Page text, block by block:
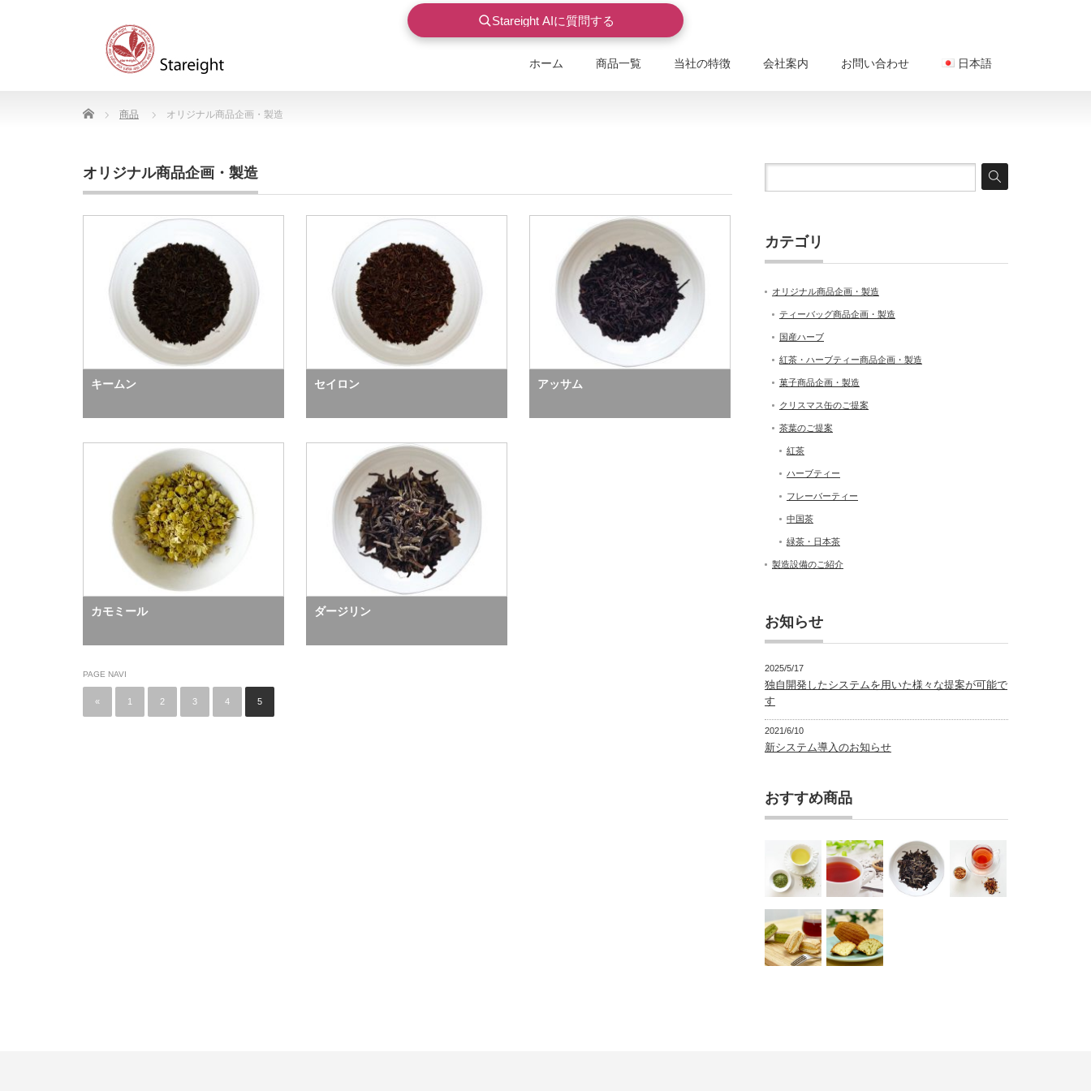
ホーム 商品一覧 当社の特徴 会社案内 お問い合わせ 日本語
Stareight AIに質問する
Home 商品 オリジナル商品企画・製造
オリジナル商品企画・製造
キームン セイロン アッサム
カモミール ダージリン
PAGE NAVI
« 1 2 3 4 5
カテゴリ
オリジナル商品企画・製造
ティーバッグ商品企画・製造
国産ハーブ
紅茶・ハーブティー商品企画・製造
菓子商品企画・製造
クリスマス缶のご提案
茶葉のご提案
紅茶
ハーブティー
フレーバーティー
中国茶
緑茶・日本茶
製造設備のご紹介
お知らせ
2025/5/17
独自開発したシステムを用いた様々な提案が可能で
す
2021/6/10
新システム導入のお知らせ
おすすめ商品